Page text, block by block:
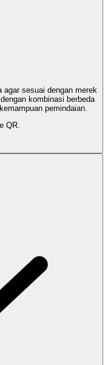
sesuai dengan merek
kombinasi berbeda
pemindaian.
QR.